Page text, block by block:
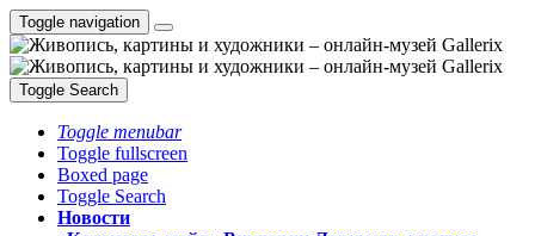
Toggle navigation
Toggle Search
Toggle menubar
Toggle fullscreen
Boxed page
Toggle Search
Новости